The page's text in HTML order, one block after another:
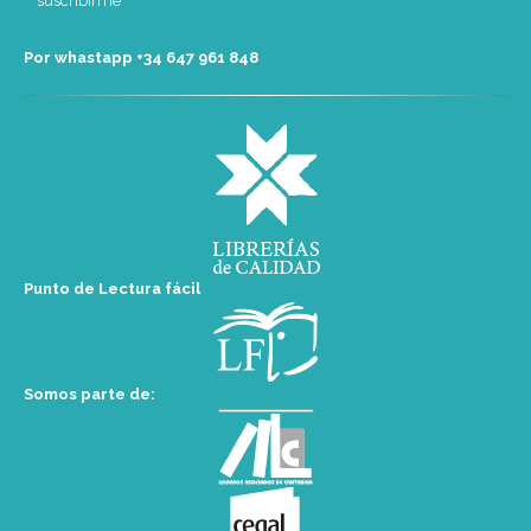
Por whastapp +34 ‭647 961 848‬
Punto de Lectura fácil
Somos parte de: